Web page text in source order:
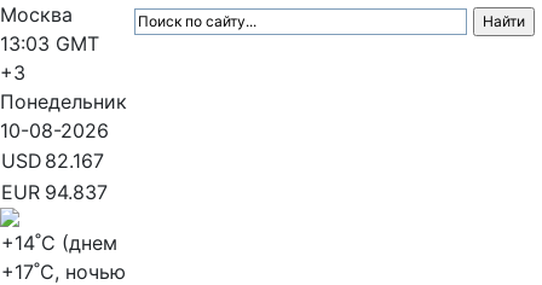
Москва
13:03 GMT
+3
Понедельник
10-08-2026
USD 82.167
EUR 94.837
+14˚C (днем
+17˚C, ночью